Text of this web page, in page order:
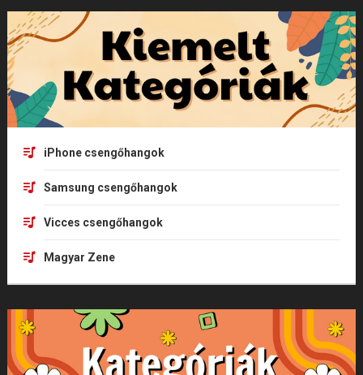
iPhone csengőhangok
Samsung csengőhangok
Vicces csengőhangok
Magyar Zene